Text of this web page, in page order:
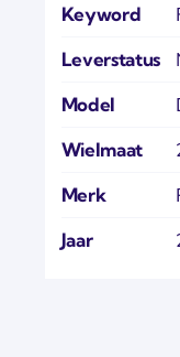
Keyword
Leverstatus
Model
Wielmaat
Merk
Jaar